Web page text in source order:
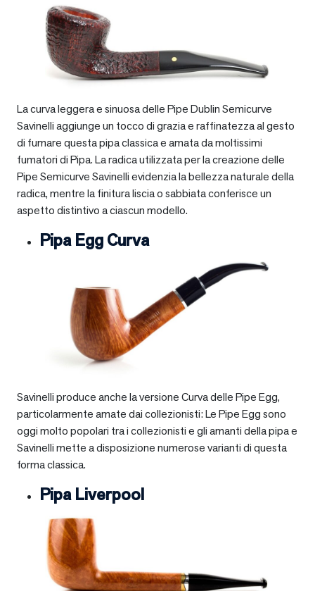
La curva leggera e sinuosa delle Pipe Dublin Semicurve
Savinelli aggiunge un tocco di grazia e raffinatezza al gesto
di fumare questa pipa classica e amata da moltissimi
fumatori di Pipa. La radica utilizzata per la creazione delle
Pipe Semicurve Savinelli evidenzia la bellezza naturale della
radica, mentre la finitura liscia o sabbiata conferisce un
aspetto distintivo a ciascun modello.
Pipa Egg Curva
Savinelli produce anche la versione Curva delle Pipe Egg,
particolarmente amate dai collezionisti: Le Pipe Egg sono
oggi molto popolari tra i collezionisti e gli amanti della pipa e
Savinelli mette a disposizione numerose varianti di questa
forma classica.
Pipa Liverpool